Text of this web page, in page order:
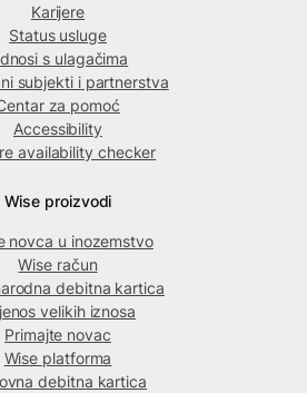
Karijere
Status usluge
s ulagačima
subjekti i partnerstva
za pomoć
Accessibility
availability checker
Wise proizvodi
novca u inozemstvo
Wise račun
debitna kartica
velikih iznosa
Primajte novac
Wise platforma
debitna kartica